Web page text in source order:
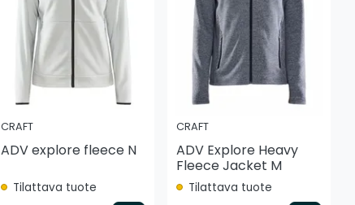
CRAFT
ADV explore fleece N
Tilattava tuote
CRAFT
ADV Explore Heavy
Fleece Jacket M
Tilattava tuote